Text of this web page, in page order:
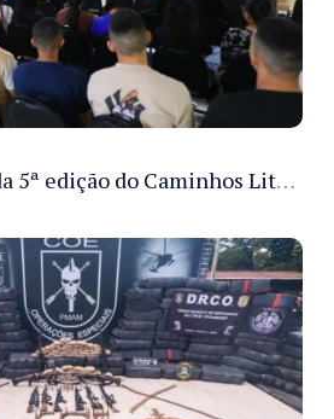
Sejusc participa da 5ª edição do Caminhos Literários com foco na cultura hip-hop nas unidades socioeducativas